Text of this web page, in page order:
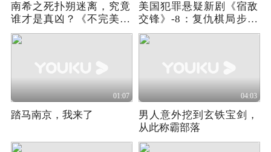
南希之死扑朔迷离，究竟
谁才是真凶？《不完美的
女人》02
美国犯罪悬疑新剧《宿敌
交锋》-8：复仇棋局步步
反噬，全员皆落遗憾结局
01:07
踏马南京，我来了
04:03
男人意外挖到玄铁宝剑，
从此称霸部落